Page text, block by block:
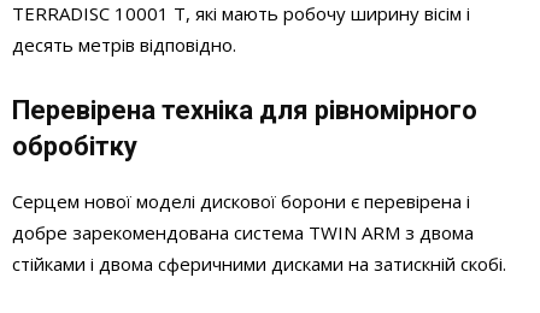
TERRADISC 10001 T, які мають робочу ширину вісім і
десять метрів відповідно.
Перевірена техніка для рівномірного
обробітку
Серцем нової моделі дискової борони є перевірена і
добре зарекомендована система TWIN ARM з двома
стійками і двома сферичними дисками на затискній скобі.